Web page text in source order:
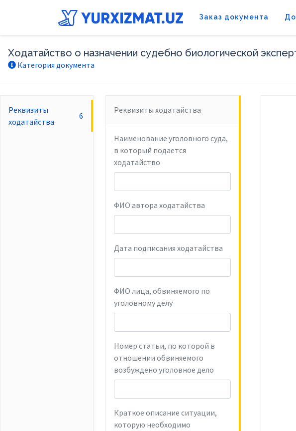
Заказ документа
Ходатайство о назначении судебно биологической
Категория документа
Реквизиты
ходатайства
6
Реквизиты ходатайства
Наименование уголовного суда,
в который подается
ходатайство
ФИО автора ходатайства
Дата подписания ходатайства
ФИО лица, обвиняемого по
уголовному делу
Номер статьи, по которой в
отношении обвиняемого
возбуждено уголовное дело
Краткое описание ситуации,
которую необходимо